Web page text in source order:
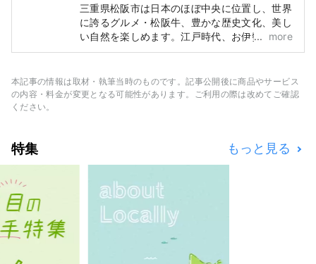
三重県松阪市は日本のほぼ中央に位置し、世界
に誇るグルメ・松阪牛、豊かな歴史文化、美し
い自然を楽しめます。江戸時代、お伊勢参り
（日本最高位の神社への巡礼）の最後の宿場町
通の要衝として栄え、多数の豪商を輩出しまし
た。これらの商人たちが、江戸で松阪もめんな
more
本記事の情報は取材・執筆当時のものです。記事公開後に商品やサービス
の内容・料金が変更となる可能性があります。ご利用の際は改めてご確認
ください。
特集 もっと見る